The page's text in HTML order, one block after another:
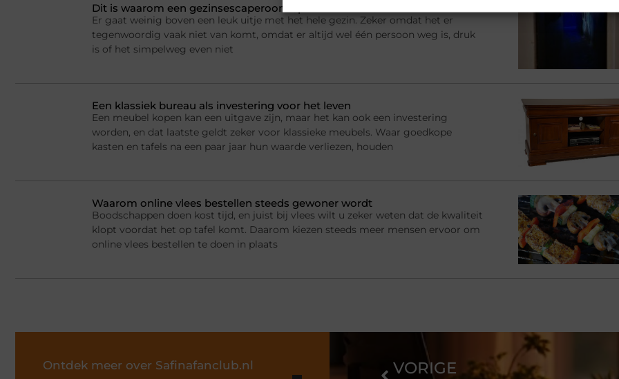
Dit is waarom een gezinsescaperoom spelen zo leuk is
Er gaat weinig boven een leuk uitje met het hele gezin. Zeker omdat het er
tegenwoordig vaak niet van komt, omdat er altijd wel één persoon weg is, druk
is of het simpelweg even niet
Een klassiek bureau als investering voor het leven
Een meubel kopen kan een uitgave zijn, maar het kan ook een investering
worden, en dat laatste geldt zeker voor klassieke meubels. Waar goedkope
kasten en tafels na een paar jaar hun waarde verliezen, houden
Waarom online vlees bestellen steeds gewoner wordt
Boodschappen doen kost tijd, en juist bij vlees wilt u zeker weten dat de kwaliteit
klopt voordat het op tafel komt. Daarom kiezen steeds meer mensen ervoor om
online vlees bestellen te doen in plaats
Ontdek meer over Safinafanclub.nl VORIGE